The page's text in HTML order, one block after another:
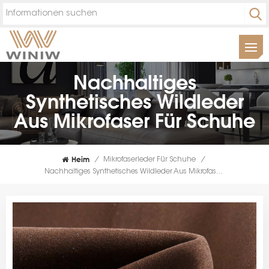
Nachhaltiges
Synthetisches Wildleder
Aus Mikrofaser Für Schuhe
Heim / Mikrofaserleder Für Schuhe
/
Nachhaltiges Synthetisches Wildleder Aus Mikrofaser Für Schuhe